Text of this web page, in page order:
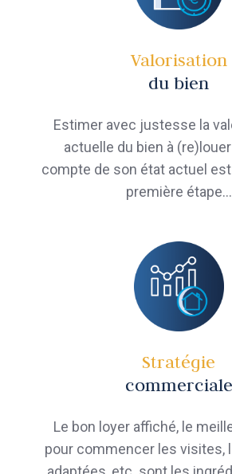
Valorisation
du bien
Estimer avec justesse la
actuelle du bien à
compte de son état actuel
première étape…
Stratégie
commerciale
Le bon loyer affiché, le
pour commencer les visites,